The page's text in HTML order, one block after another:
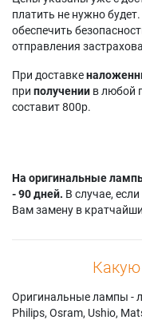
8919H
Dukane IMAGEPRO
8923H
8924W-RJ
Dukane IMAGEPRO
8927HW-RJ
8956H-RJ
Hitachi 5CP-X2010N
Hitachi 5CPX2-010
WX3011NJ
платить не нужно
обеспечить
отправления
При доставке
при получении в любой
составит 800р.
На оригинальные
- 90 дней. В случае,
Вам замену в
Оригинальные лампы -
Philips, Osram, Ushio,